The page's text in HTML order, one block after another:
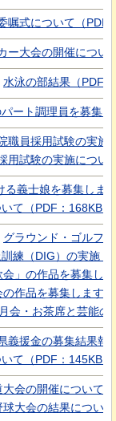
嘱式について（PDF
ー大会の開催につい
水泳の部結果 （PDF
ート調理員を募集
職員採用試験の実施
用試験の実施につい
る義士娘を募集しま
て（PDF：168KB）
グラウンド・ゴルフ
練（DIG）の実施（
」の作品を募集し
作品を募集します
会・お茶席と芸能
義援金の募集結果報
て（PDF：145KB）
会の開催について
大会の結果につい